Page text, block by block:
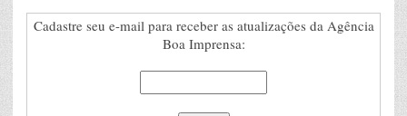
Cadastre seu e-mail para receber as atualizações da Agência
Boa Imprensa: